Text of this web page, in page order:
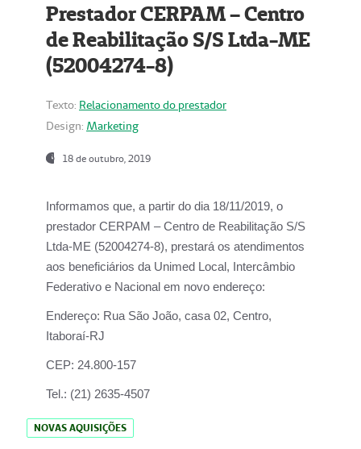
Prestador CERPAM – Centro
de Reabilitação S/S Ltda-ME
(52004274-8)
Texto: Relacionamento do prestador
Design: Marketing
18 de outubro, 2019
Informamos que, a partir do dia 18/11/2019, o
prestador CERPAM – Centro de Reabilitação S/S
Ltda-ME (52004274-8), prestará os atendimentos
aos beneficiários da Unimed Local, Intercâmbio
Federativo e Nacional em novo endereço:
Endereço: Rua São João, casa 02, Centro,
Itaboraí-RJ
CEP: 24.800-157
Tel.: (21) 2635-4507
NOVAS AQUISIÇÕES